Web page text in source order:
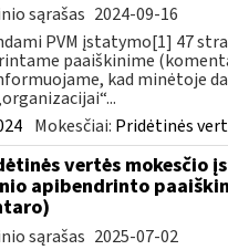
sąrašas 2024-09-16
PVM įstatymo[1] 47
paaiškinime
kad minėtoje
Mokesčiai: Pridėtinės
vertės mokesčio
apibendrinto
sąrašas 2025-07-02